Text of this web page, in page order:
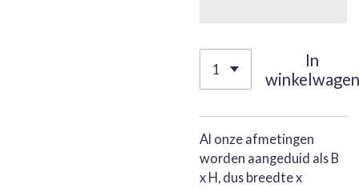
In
winkelwagen
Al onze afmetingen
worden aangeduid als B
x H, dus breedte x